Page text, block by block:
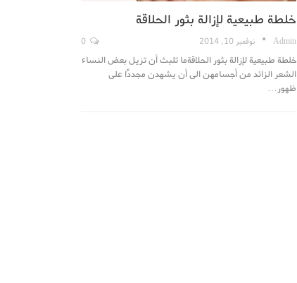
خلطة طبيعية لإزالة بثور الحلاقة
Admin نوفمبر 10, 2014
خلطة طبيعية لإزالة بثور الحلاقةما تلبث أن تزيل بعض النساء
الشعر الزائد من أجسامهن الى أن يشهدن مجددًا على
ظهور…